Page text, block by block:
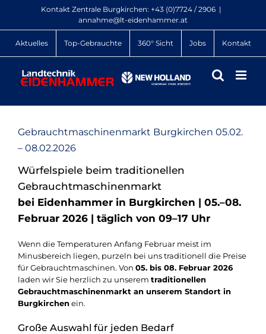
springen
Kontakt Zentrale Burgkirchen: +43 (0)7724 / 2906 |
annahme@lt-eidenhammer.at
Aktuelles Top-Gebrauchte 360° Sicht Jobs Kontakt
Gebrauchtmaschinenmarkt Burgkirchen 05.02.
– 08.02.2026
Würfelspiele beim traditionellen
Gebrauchtmaschinenmarkt
bei Eidenhammer in Burgkirchen | 05.–08.
Februar 2026 | täglich von 09–17 Uhr
Wenn die Temperaturen Anfang Februar meist im
Minusbereich liegen, purzeln bei uns traditionell die Preise
für Gebrauchtmaschinen. Von 05. bis 08. Februar 2026
laden wir Sie herzlich zu unserem traditionellen
Gebrauchtmaschinenmarkt an unserem Standort in
Burgkirchenein.
Große Auswahl für jeden Bedarf